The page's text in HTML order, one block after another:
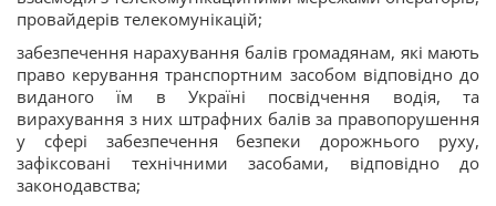
провайдерів телекомунікацій;
забезпечення нарахування балів громадянам, які мають
право керування транспортним засобом відповідно до
виданого їм в Україні посвідчення водія, та
вирахування з них штрафних балів за правопорушення
у сфері забезпечення безпеки дорожнього руху,
зафіксовані технічними засобами, відповідно до
законодавства;